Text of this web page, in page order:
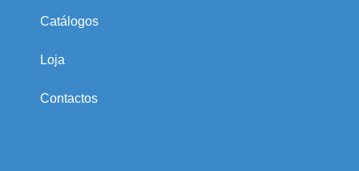
Catálogos
Loja
Contactos